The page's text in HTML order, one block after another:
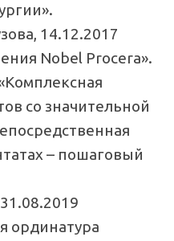
14.12.2017
Nobel Procera».
со значительной
– пошаговый
ординатура